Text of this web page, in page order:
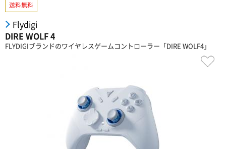
送料無料
Flydigi
DIRE WOLF 4
FLYDIGIブランドのワイヤレスゲームコントローラー「DIRE WOLF4」